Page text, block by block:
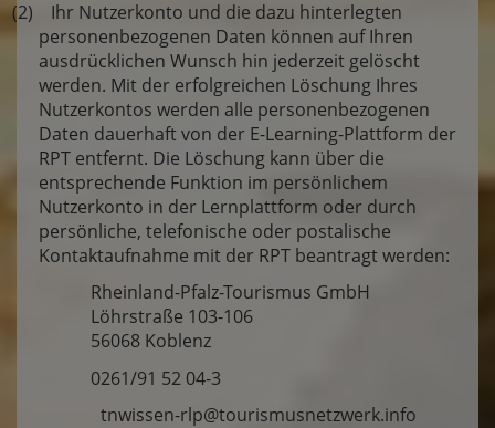
(2) Ihr Nutzerkonto und die dazu hinterlegten
personenbezogenen Daten können auf Ihren
ausdrücklichen Wunsch hin jederzeit gelöscht
werden. Mit der erfolgreichen Löschung Ihres
Nutzerkontos werden alle personenbezogenen
Daten dauerhaft von der E-Learning-Plattform der
RPT entfernt. Die Löschung kann über die
entsprechende Funktion im persönlichem
Nutzerkonto in der Lernplattform oder durch
persönliche, telefonische oder postalische
Kontaktaufnahme mit der RPT beantragt werden:
Rheinland-Pfalz-Tourismus GmbH
Löhrstraße 103-106
56068 Koblenz
0261/91 52 04-3
tnwissen-rlp@tourismusnetzwerk.info